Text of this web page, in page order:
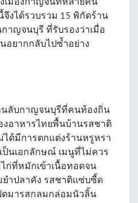
งได้รวบรวม 15 พิกัดร้าน
าญจนบุรี ที่รับรองว่าเมื่อ
อยากกลับไปซ้ำอย่าง
ลับกาญจนบุรีที่คนท้องถิ่น
งอาหารไทยพื้นบ้านรสชาติ
ได้มีการตกแต่งร้านหรูหรา
นเอกลักษณ์ เมนูที่ไม่ควร
ก่ที่หมักเข้าเนื้อทอดจน
ำปลาคัง รสชาติแซ่บซี้ด
ดมารสกลมกล่อมนัวลิ้น